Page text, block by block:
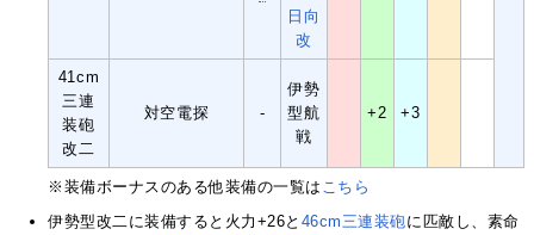
日向
改
41cm
三連
装砲
改二
対空電探 -
伊勢
型航
戦
+2 +3
※装備ボーナスのある他装備の一覧は こちら
伊勢型改二に装備すると火力+26と 46cm三連装砲に匹敵し、素命